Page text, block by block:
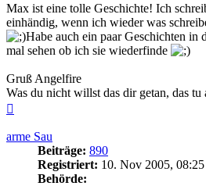
Max ist eine tolle Geschichte! Ich
einhändig, wenn ich wieder was
Habe auch ein paar Geschichten in
mal sehen ob ich sie wiederfinde
Gruß Angelfire
Was du nicht willst das dir getan, das tu
arme Sau
Beiträge: 890
Registriert: 10. Nov 2005, 08:25
Behörde: